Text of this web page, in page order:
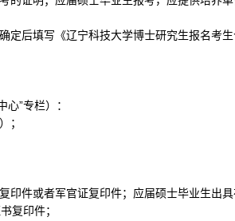
定后填写《辽宁科技大学博士研究生报名考
”专栏）：
；
印件或者军官证复印件；应届硕士毕业生出
复印件；